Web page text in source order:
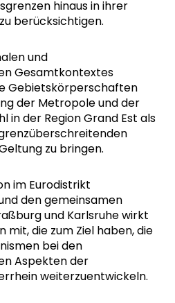
hinaus in ihrer
berücksichtigen.
und
Gesamtkontextes
Gebietskörperschaften
der Metropole und der
in der Region Grand Est als
zu bringen.
im Eurodistrikt
den gemeinsamen
und Karlsruhe wirkt
mit, die zum Ziel haben, die
bei den
Aspekten der
weiterzuentwickeln.